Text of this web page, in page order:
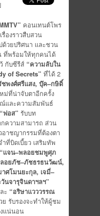
คอนเทนต์โพร
องราวสืบสวน
ด้วยปริศนา และชวน
ที่พร้อมให้ทุกคนได้
กับซีรีส์ “ความลับใน
of Secrets” ที่ได้ 2
ชพงศ์ศรีแสง, บุ๊ค–กษิดิ์
ม่ที่น่าจับตาอีกครั้ง
และความสัมพันธ์
“ฟอส” รับบท
ความสามารถ ส่วน
าชญากรรมที่ต้องตา
ที่บิดเบี้ยว เสริมทัพ
“แจน–พลอยชมพูศุภ
อยภัช–ภัชธรธนวัฒน์,
าศโมนยะกุล, เจมี่–
นจารุจินดาฯลฯ”
ะ “อริษาแวววรรณ
ย รับรองจะทำให้ผู้ชม
แน่นอน